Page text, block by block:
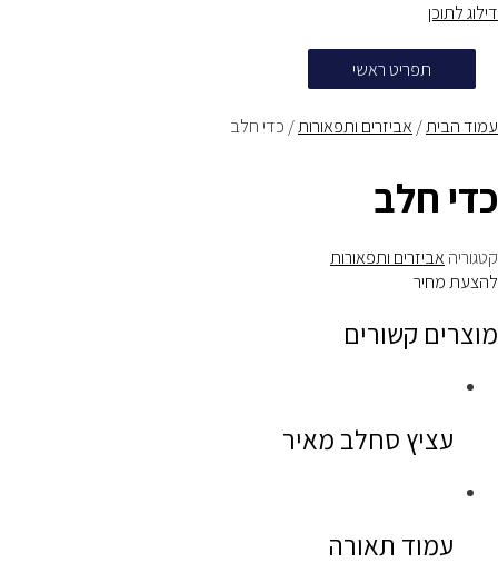
דילוג לתוכן
תפריט ראשי
עמוד הבית/ אביזרים ותפאורות/ כדי חלב
כדי חלב
קטגוריה אביזרים ותפאורות
להצעת מחיר
מוצרים קשורים
עציץ סחלב מאיר
עמוד תאורה